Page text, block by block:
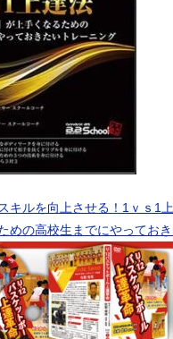
キルを向上させる！1ｖｓ1上
めの高校生までにやってお